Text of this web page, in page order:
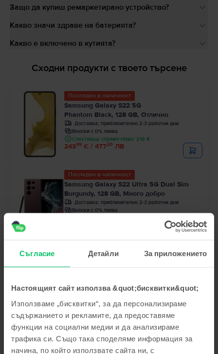
Съгласие Детайли За приложението
Настоящият сайт използва &quot;бисквитки&quot;
Използваме „бисквитки“, за да персонализираме
съдържанието и рекламите, да предоставяме
функции на социални медии и да анализираме
трафика си. Също така споделяме информация за
начина, по който използвате сайта ни, с
Защо да купиш ремаркетирано устройство?
Какво значи здраве на батерията?
Какво е включено в кутията?
Сходни продукти с твоето търсене
Последен в наличност
Samsung Galaxy S22 5G
Phantom Black, 128 GB, Отлично
Доставка: приблизително 2-3 работни дни
Вноски с 0% лихва
Спестяваш спрямо Ново: 216 €
24399 € / 47720 ЛВ
Последен в наличност
Samsung Galaxy S22 Ultra 5G Dual Sim
Burgundy, 128 GB, Много добро
Доставка: приблизително 2-3 работни дни
Вноски с 0% лихва
Последен в наличност
Samsung Galaxy Z Flip5
Доставка: приблизително 2-3 работни дни
34999€ / 68452 ЛВ